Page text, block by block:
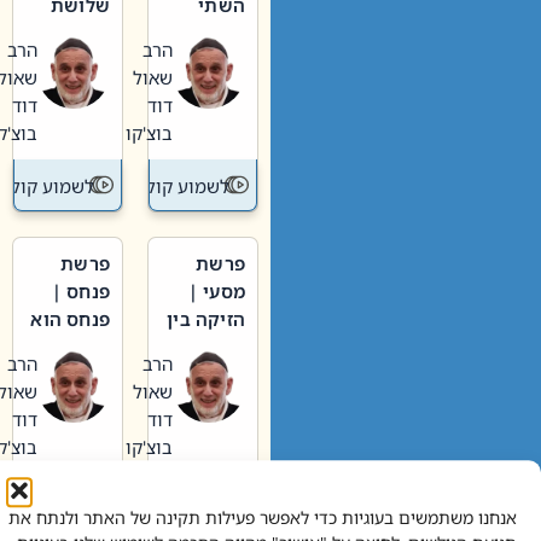
אנחנו משתמשים בעוגיות כדי לאפשר פעילות תקינה של האתר ולנתח את
וערב של
חיינו
הרב
שאול
דוד
בוצ'קו
לשמוע קול תורה – מדרש
האבות
הרב
שאול
דוד
בוצ'קו
לשמוע קול
פרשת
מסעי |
הזיקה בין
הגדול לעם הרב
שאול
דוד
בוצ'קו
לשמוע קול תורה – מדרש
פרשת
פנחס |
פנחס הוא
אליהו: בין
קנאות
הורסת
לקנאות
בונה
הרב
שאול
דוד
בוצ'קו
לשמוע קול